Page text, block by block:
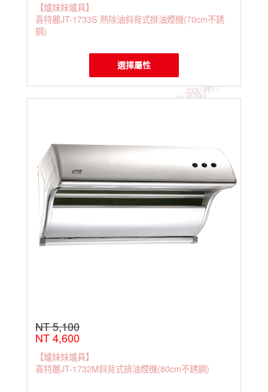
【爐妹妹爐具】
喜特麗JT-1733S 熱除油斜背式排油煙機(70cm不銹
鋼)
選擇屬性
NT 5,100
NT 4,600
【爐妹妹爐具】
喜特麗JT-1732M斜背式排油煙機(80cm不銹鋼)